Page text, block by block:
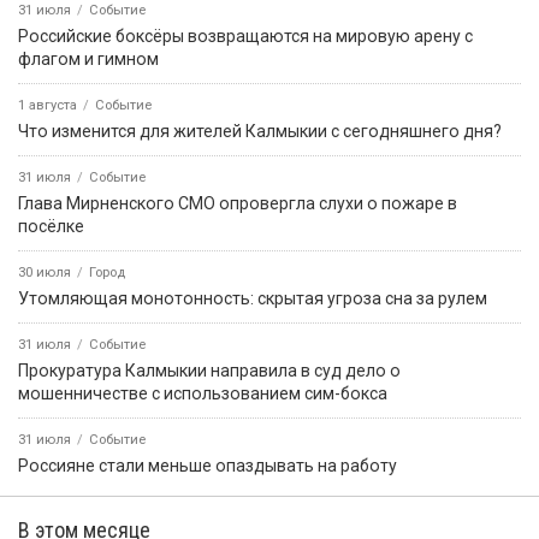
31 июля Событие
Российские боксёры возвращаются на мировую арену с
флагом и гимном
1 августа Событие
Что изменится для жителей Калмыкии с сегодняшнего дня?
31 июля Событие
Глава Мирненского СМО опровергла слухи о пожаре в
посёлке
30 июля Город
Утомляющая монотонность: скрытая угроза сна за рулем
31 июля Событие
Прокуратура Калмыкии направила в суд дело о
мошенничестве с использованием сим-бокса
31 июля Событие
Россияне стали меньше опаздывать на работу
В этом месяце